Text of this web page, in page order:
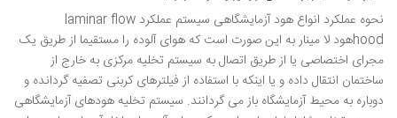
نحوه عملکرد انواع هود آزمایشگاهی سیستم عملکرد laminar flow
hoodهود لا مینار به این صورت است که هوای آلوده را مستقیما از طریق یک
مجرای اختصاصی یا از طریق اتصال به سیستم تخلیه مرکزی به خارج از
ساختمان انتقال داده و یا اینکه با استفاده از فیلترهای کربنی تصفیه گردانده و
دوباره به محیط آزمایشگاه باز می گردانند. سیستم تخلیه هودهای آزمایشگاهی